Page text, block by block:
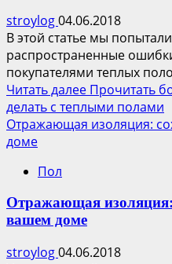
stroylog04.06.2018
В этой статье мы
распространенные
покупателями теплых
Читать далее Прочитать
делать с теплыми полами
Отражающая изоляция:
доме
Пол
Отражающая изоляция:
вашем доме
stroylog04.06.2018